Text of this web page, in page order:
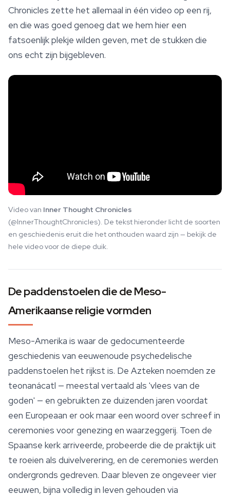
Chronicles zette het allemaal in één video op een rij,
en die was goed genoeg dat we hem hier een
fatsoenlijk plekje wilden geven, met de stukken die
ons echt zijn bijgebleven.
Video van Inner Thought Chronicles
(@InnerThoughtChronicles). De tekst hieronder licht de soorten
en geschiedenis eruit die het onthouden waard zijn — bekijk de
hele video voor de diepe duik.
De paddenstoelen die de Meso-
Amerikaanse religie vormden
Meso-Amerika is waar de gedocumenteerde
geschiedenis van eeuwenoude psychedelische
paddenstoelen het rijkst is. De Azteken noemden ze
teonanácatl — meestal vertaald als 'vlees van de
goden' — en gebruikten ze duizenden jaren voordat
een Europeaan er ook maar een woord over schreef in
ceremonies voor genezing en waarzeggerij. Toen de
Spaanse kerk arriveerde, probeerde die de praktijk uit
te roeien als duivelverering, en de ceremonies werden
ondergronds gedreven. Daar bleven ze ongeveer vier
eeuwen, bijna volledig in leven gehouden via